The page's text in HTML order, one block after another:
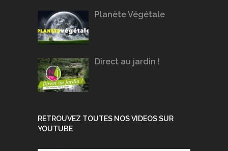
Planète Végétale
Direct au jardin !
RETROUVEZ TOUTES NOS VIDEOS SUR
YOUTUBE